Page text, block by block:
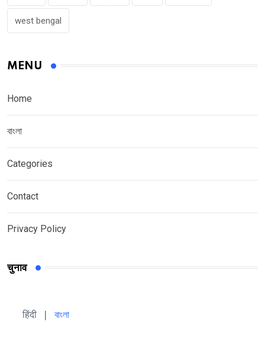
west bengal
MENU
Home
বাংলা
Categories
Contact
Privacy Policy
चुनाव
हिंदी বাংলা